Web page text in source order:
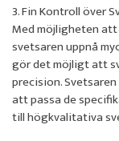
3. Fin Kontroll över
Med möjligheten
svetsaren uppnå
gör det möjligt att
precision.
att passa de
till högkvalitativa